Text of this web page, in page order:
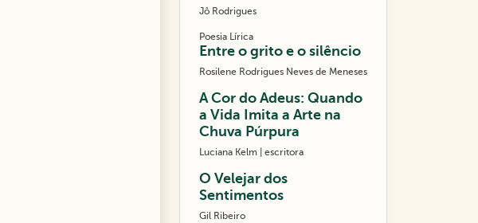
Jô Rodrigues
Poesia Lírica
Entre o grito e o silêncio
Rosilene Rodrigues Neves de Meneses
A Cor do Adeus: Quando
a Vida Imita a Arte na
Chuva Púrpura
Luciana Kelm | escritora
O Velejar dos
Sentimentos
Gil Ribeiro